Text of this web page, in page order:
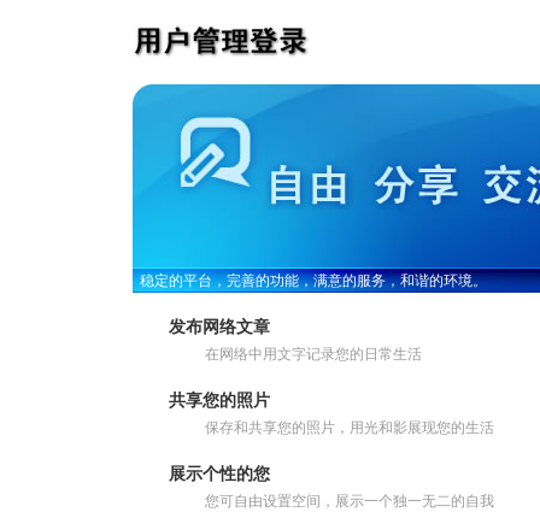
稳定的平台，完善的功能，满意的服务，和谐的环境。
发布网络文章
在网络中用文字记录您的日常生活
共享您的照片
保存和共享您的照片，用光和影展现您的生活
展示个性的您
您可自由设置空间，展示一个独一无二的自我